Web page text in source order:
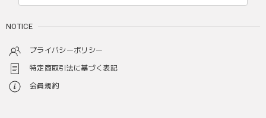
NOTICE
プライバシーポリシー
特定商取引法に基づく表記
会員規約